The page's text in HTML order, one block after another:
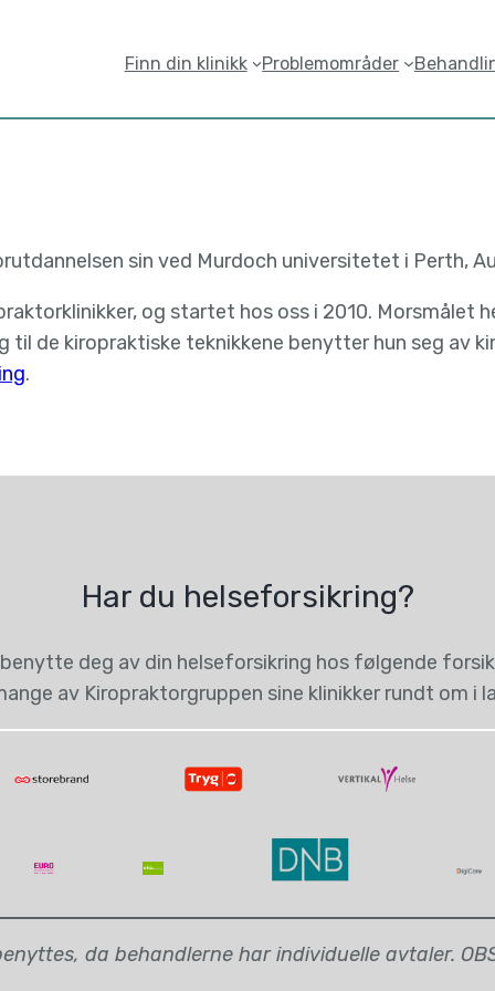
Finn din klinikk Problemområder
sin ved Murdoch universitetet i Perth,
og startet hos oss i 2010. Morsmålet
til de kiropraktiske teknikkene benytter hun seg av
.
Har du helseforsikring?
deg av din helseforsikring hos følgende
av Kiropraktorgruppen sine klinikker rundt om i
da behandlerne har individuelle avtaler.